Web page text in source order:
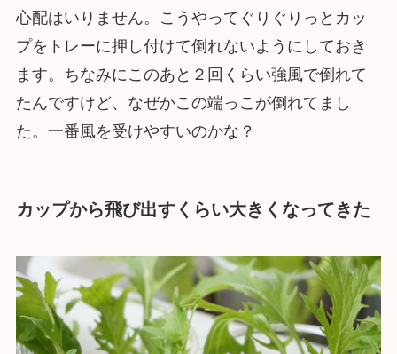
心配はいりません。こうやってぐりぐりっとカッ
プをトレーに押し付けて倒れないようにしておき
ます。ちなみにこのあと２回くらい強風で倒れて
たんですけど、なぜかこの端っこが倒れてまし
た。一番風を受けやすいのかな？
カップから飛び出すくらい大きくなってきた